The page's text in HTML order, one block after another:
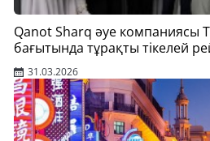
Qanot Sharq әуе компаниясы
бағытында тұрақты тікелей
31.03.2026